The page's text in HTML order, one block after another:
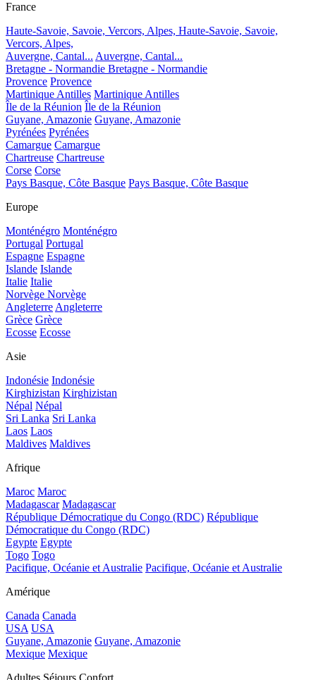
France
Haute-Savoie, Savoie, Vercors, Alpes, Haute-Savoie, Savoie,
Vercors, Alpes,
Auvergne, Cantal... Auvergne, Cantal...
Bretagne - Normandie Bretagne - Normandie
Provence Provence
Martinique Antilles Martinique Antilles
Île de la Réunion Île de la Réunion
Guyane, Amazonie Guyane, Amazonie
Pyrénées Pyrénées
Camargue Camargue
Chartreuse Chartreuse
Corse Corse
Pays Basque, Côte Basque Pays Basque, Côte Basque
Europe
Monténégro Monténégro
Portugal Portugal
Espagne Espagne
Islande Islande
Italie Italie
Norvège Norvège
AngleterreAngleterre
Grèce Grèce
Ecosse Ecosse
Asie
Indonésie Indonésie
Kirghizistan Kirghizistan
Népal Népal
Sri Lanka Sri Lanka
Laos Laos
Maldives Maldives
Afrique
Maroc Maroc
Madagascar Madagascar
République Démocratique du Congo (RDC) République
Démocratique du Congo (RDC)
Egypte Egypte
Togo Togo
Pacifique, Océanie et Australie Pacifique, Océanie et Australie
Amérique
Canada Canada
USA USA
Guyane, Amazonie Guyane, Amazonie
Mexique Mexique